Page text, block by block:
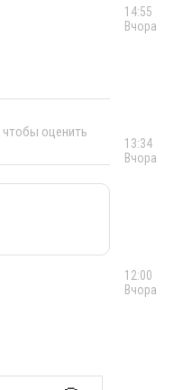
чтобы оценить
14:55
Вчора
13:34
Вчора
12:00
Вчора